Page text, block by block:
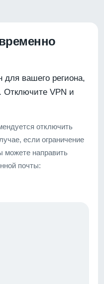
для вашего региона,
Отключите VPN и
отключить
если ограничение
можете направить
почты: